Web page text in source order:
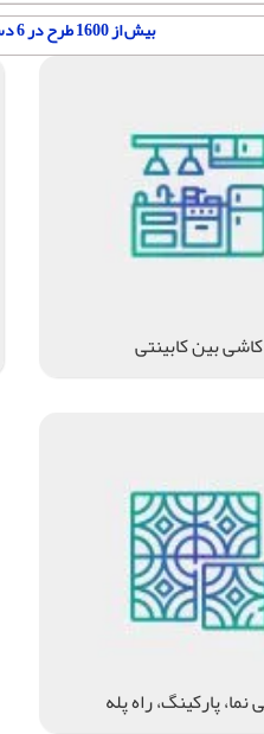
بیش از 1600 طرح در 6 دسته بندی زیر ... 👇
کاشی بین کابینتی
پارکینگ، راه پله